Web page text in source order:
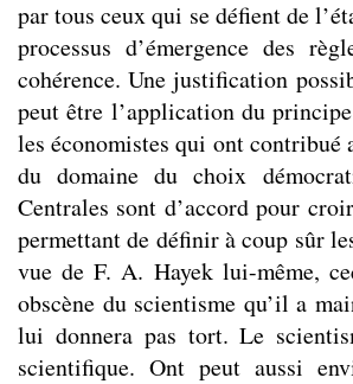
par tous ceux qui se défient de
processus d’émergence des
cohérence. Une justification
peut être l’application du
les économistes qui ont
du domaine du choix
Centrales sont d’accord pour
permettant de définir à coup sûr
vue de F. A. Hayek lui-même,
obscène du scientisme qu’il a
lui donnera pas tort. Le
scientifique. Ont peut aussi